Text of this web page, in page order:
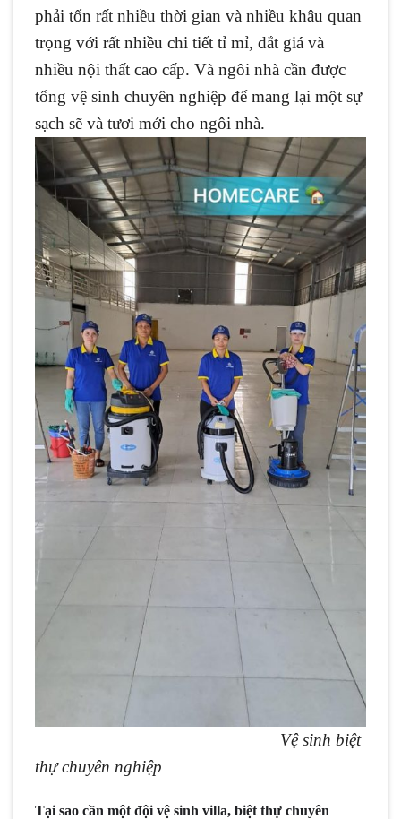
phải tốn rất nhiều thời gian và nhiều khâu quan
trọng với rất nhiều chi tiết tỉ mỉ, đắt giá và
nhiều nội thất cao cấp. Và ngôi nhà cần được
tổng vệ sinh chuyên nghiệp để mang lại một sự
sạch sẽ và tươi mới cho ngôi nhà.
Vệ sinh biệt
thự chuyên nghiệp
Tại sao cần một đội vệ sinh villa, biệt thự chuyên